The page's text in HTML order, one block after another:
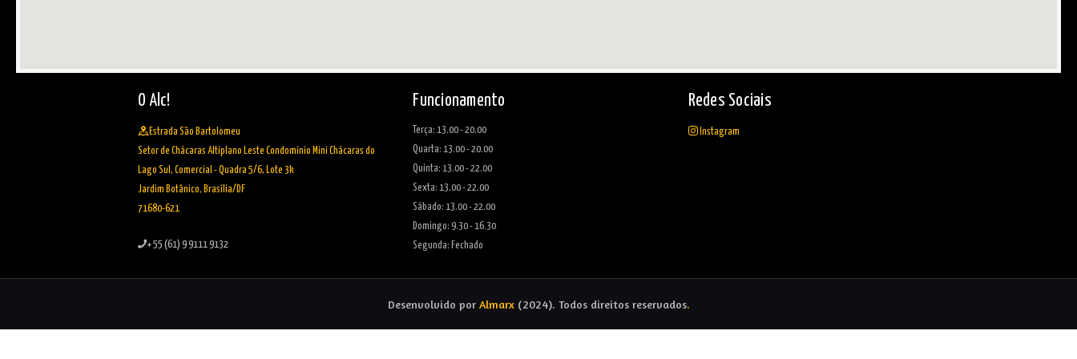
O Alc!
Estrada São Bartolomeu
Setor de Chácaras Altiplano Leste Condomínio Mini Chácaras do
Lago Sul, Comercial - Quadra 5/6, Lote 3k
Jardim Botânico, Brasília/DF
71680-621
+ 55 (61) 9 9111 9132
Funcionamento
Terça: 13.00 - 20.00
Quarta: 13.00 - 20.00
Quinta: 13.00 - 22.00
Sexta: 13.00 - 22.00
Sábado: 13.00 - 22.00
Domingo: 9.30 - 16.30
Segunda: Fechado
Redes Sociais
Instagram
Desenvolvido por Almarx(2024). Todos direitos reservados.